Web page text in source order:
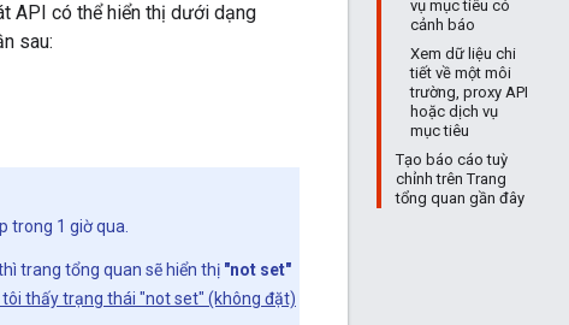
vụ mục tiêu có
cảnh báo
Xem dữ liệu chi
tiết về một môi
trường, proxy API
hoặc dịch vụ
mục tiêu
Tạo báo cáo tuỳ
chỉnh trên Trang
tổng quan gần đây
API có thể hiển thị dưới dạng
sau:
trong 1 giờ qua.
trang tổng quan sẽ hiển thị "not set"
tôi thấy trạng thái "not set" (không đặt)